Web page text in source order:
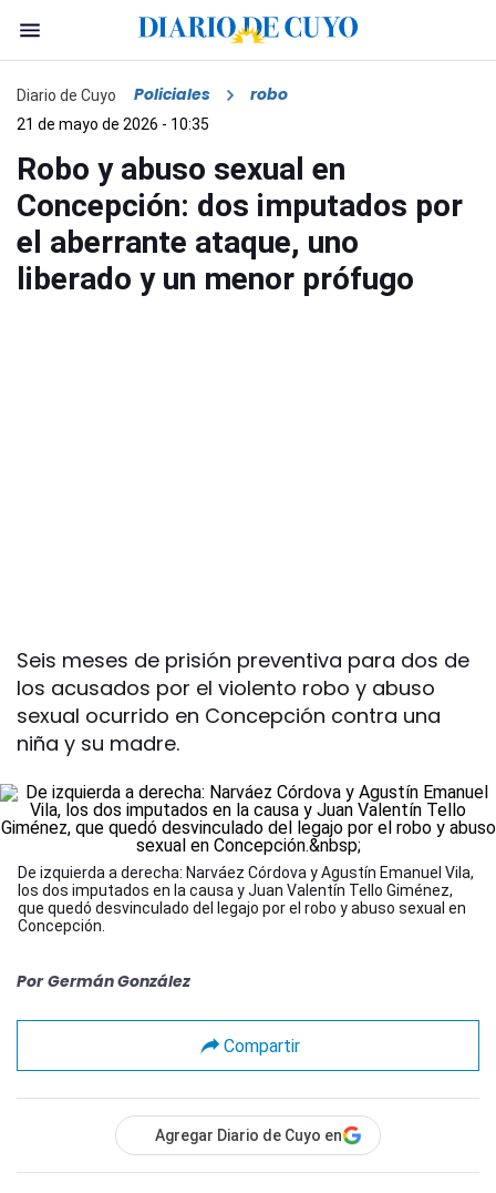
Diario de Cuyo Policiales robo
21 de mayo de 2026 - 10:35
Robo y abuso sexual en
Concepción: dos imputados por
el aberrante ataque, uno
liberado y un menor prófugo
Seis meses de prisión preventiva para dos de
los acusados por el violento robo y abuso
sexual ocurrido en Concepción contra una
niña y su madre.
De izquierda a derecha: Narváez Córdova y Agustín Emanuel Vila,
los dos imputados en la causa y Juan Valentín Tello Giménez,
que quedó desvinculado del legajo por el robo y abuso sexual en
Concepción.
Por Germán González
Compartir
Agregar Diario de Cuyo en